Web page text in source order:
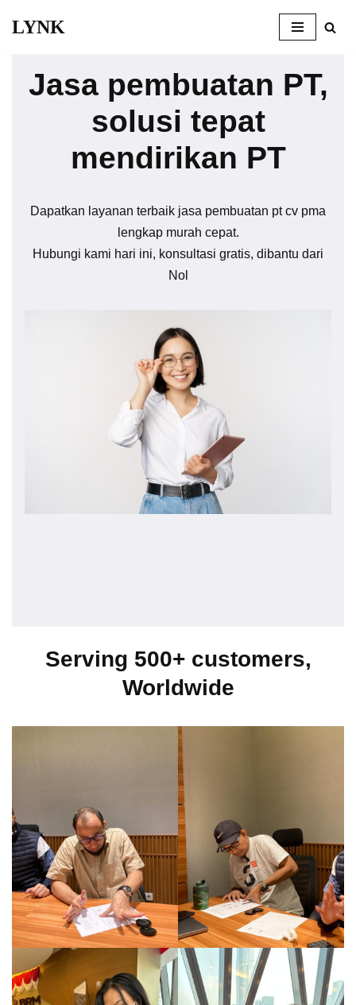
content
LYNK
Jasa pembuatan PT,
solusi tepat
mendirikan PT
Dapatkan layanan terbaik jasa pembuatan pt cv pma
lengkap murah cepat.
Hubungi kami hari ini, konsultasi gratis, dibantu dari
Nol
Serving 500+ customers,
Worldwide